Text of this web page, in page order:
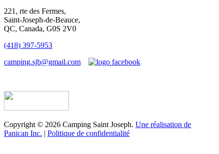
221, rte des Fermes,
Saint-Joseph-de-Beauce,
QC, Canada, G0S 2V0
(418) 397-5953
camping.sjb@gmail.com
Copyright © 2026 Camping Saint Joseph. Une réalisation de
Panican Inc. | Politique de confidentialité